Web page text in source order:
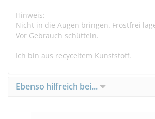
Hinweis:
Nicht in die Augen bringen. Frostfrei
Vor Gebrauch schütteln.
Ich bin aus recyceltem Kunststoff.
Ebenso hilfreich bei...